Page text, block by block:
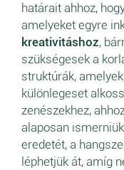
határait ahhoz,
amelyeket egyre
kreativitáshoz,
szükségesek a
struktúrák,
különlegeset
zenészekhez,
alaposan
eredetét, a
léphetjük át, amíg